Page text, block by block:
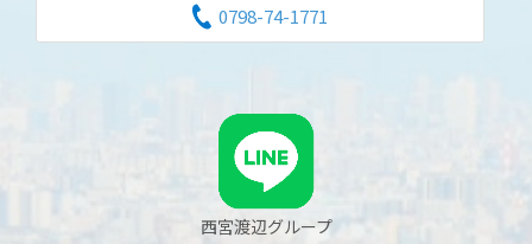
0798-74-1771
西宮渡辺グループ